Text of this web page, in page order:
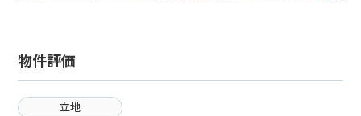
物件評価
立地